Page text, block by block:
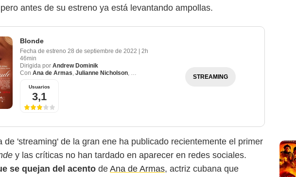
antes de su estreno ya está levantando ampollas.
Blonde
Fecha de estreno 28 de septiembre de 2022
2h
46min
Dirigida por Andrew Dominik
Con Ana de Armas, Julianne Nicholson, Bobby Cannavale
Usuarios
3,1
STREAMING
de 'streaming' de la gran ene ha publicado recientemente el primer
y las críticas no han tardado en aparecer en redes sociales.
se quejan del acento de Ana de Armas, actriz cubana que